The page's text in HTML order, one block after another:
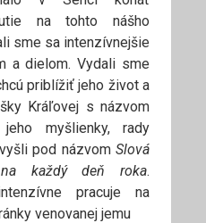
na tohto nášho
sme sa intenzívnejšie
a dielom. Vydali sme
priblížiť jeho život a
Kráľovej s názvom
myšlienky, rady
pod názvom Slová
každý deň roka.
pracuje na
venovanej jemu